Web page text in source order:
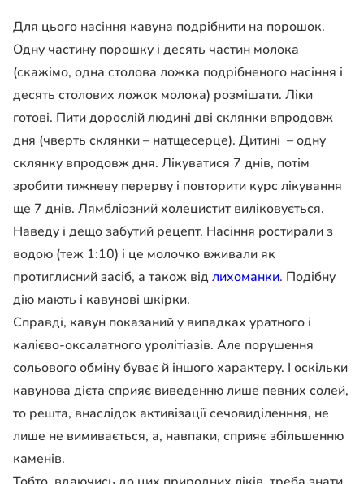
Для цього насіння кавуна подрібнити на порошок.
Одну частину порошку і десять частин молока
(скажімо, одна столова ложка подрібненого насіння і
десять столових ложок молока) розмішати. Ліки
готові. Пити дорослій людині дві склянки впродовж
дня (чверть склянки – натщесерце). Дитині – одну
склянку впродовж дня. Лікуватися 7 днів, потім
зробити тижневу перерву і повторити курс лікування
ще 7 днів. Лямбліозний холецистит виліковується.
Наведу і дещо забутий рецепт. Насіння ростирали з
водою (теж 1:10) і це молочко вживали як
протиглисний засіб, а також відлихоманки. Подібну
дію мають і кавунові шкірки.
Справді, кавун показаний у випадках уратного і
калієво-оксалатного уролітіазів. Але порушення
сольового обміну буває й іншого характеру. І оскільки
кавунова дієта сприяє виведенню лише певних солей,
то решта, внаслідок активізації сечовиділенння, не
лише не вимивається, а, навпаки, сприяє збільшенню
каменів.